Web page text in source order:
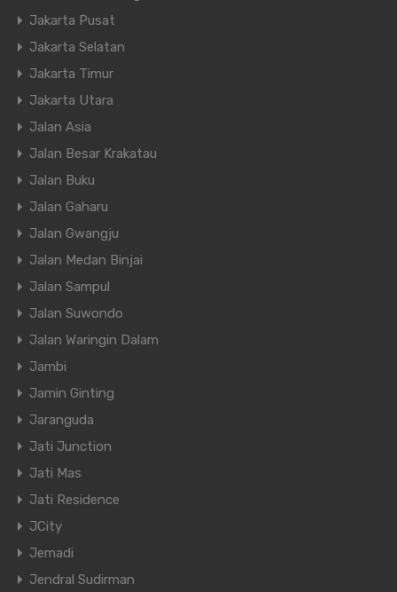
Jakarta Pusat
Jakarta Selatan
Jakarta Timur
Jakarta Utara
Jalan Asia
Jalan Besar Krakatau
Jalan Buku
Jalan Gaharu
Jalan Gwangju
Jalan Medan Binjai
Jalan Sampul
Jalan Suwondo
Jalan Waringin Dalam
Jambi
Jamin Ginting
Jaranguda
Jati Junction
Jati Mas
Jati Residence
JCity
Jemadi
Jendral Sudirman